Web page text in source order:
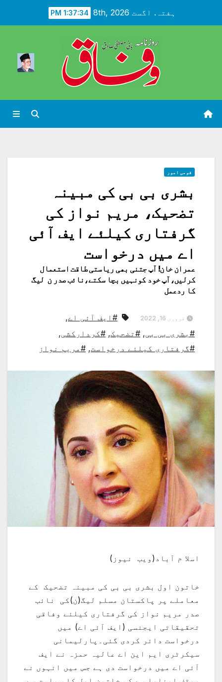
ہفتہ. اگست 8th, 2026 1:37:35 PM
قومی امور
بشری بی بی کی مبینہ
تضحیک، مریم نواز کی
گرفتاری کیلئے ایف آئی
اے میں درخواست
عمران خان! آپ جتنی بھی ریاستی طاقت استعمال
کرلیں،آپ خود کونہیں بچا سکتے،نائب صدر ن لیگ
کا ردعمل
فروری 16, 2022 #ایف آئی اے,
#بشری بی بی, #تضحیک, #کردارکشی,
#گرفتاری کیلئے درخواست, #مریم نواز
اسلا م آباد(ویب نیوز)
خاتون اول بشری بی بی کی مبینہ تضحیک کے
معاملے پر پاکستان مسلم لیگ(ن)کی نائب
صدر مریم نواز کی گرفتاری کیلئے وفاقی
تحقیقاتی ایجنسی (ایف آئی اے) میں
درخواست دائر کردی گئی۔پارلیمانی
سیکرٹری ایم این اے عالیہ حمزہ نے ایف
آئی اے میں درخواست دی ہے جس میں انہوں نے